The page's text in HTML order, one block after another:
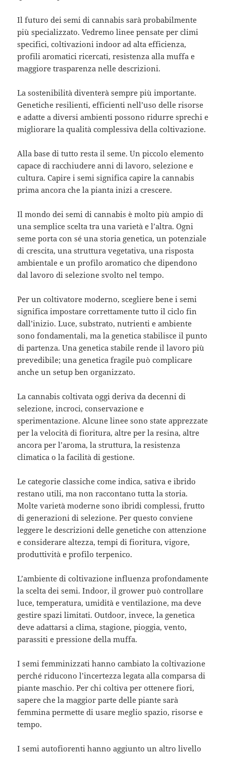
Il futuro dei semi di cannabis sarà probabilmente
più specializzato. Vedremo linee pensate per climi
specifici, coltivazioni indoor ad alta efficienza,
profili aromatici ricercati, resistenza alla muffa e
maggiore trasparenza nelle descrizioni.
La sostenibilità diventerà sempre più importante.
Genetiche resilienti, efficienti nell’uso delle risorse
e adatte a diversi ambienti possono ridurre sprechi e
migliorare la qualità complessiva della coltivazione.
Alla base di tutto resta il seme. Un piccolo elemento
capace di racchiudere anni di lavoro, selezione e
cultura. Capire i semi significa capire la cannabis
prima ancora che la pianta inizi a crescere.
Il mondo dei semi di cannabis è molto più ampio di
una semplice scelta tra una varietà e l’altra. Ogni
seme porta con sé una storia genetica, un potenziale
di crescita, una struttura vegetativa, una risposta
ambientale e un profilo aromatico che dipendono
dal lavoro di selezione svolto nel tempo.
Per un coltivatore moderno, scegliere bene i semi
significa impostare correttamente tutto il ciclo fin
dall’inizio. Luce, substrato, nutrienti e ambiente
sono fondamentali, ma la genetica stabilisce il punto
di partenza. Una genetica stabile rende il lavoro più
prevedibile; una genetica fragile può complicare
anche un setup ben organizzato.
La cannabis coltivata oggi deriva da decenni di
selezione, incroci, conservazione e
sperimentazione. Alcune linee sono state apprezzate
per la velocità di fioritura, altre per la resina, altre
ancora per l’aroma, la struttura, la resistenza
climatica o la facilità di gestione.
Le categorie classiche come indica, sativa e ibrido
restano utili, ma non raccontano tutta la storia.
Molte varietà moderne sono ibridi complessi, frutto
di generazioni di selezione. Per questo conviene
leggere le descrizioni delle genetiche con attenzione
e considerare altezza, tempi di fioritura, vigore,
produttività e profilo terpenico.
L’ambiente di coltivazione influenza profondamente
la scelta dei semi. Indoor, il grower può controllare
luce, temperatura, umidità e ventilazione, ma deve
gestire spazi limitati. Outdoor, invece, la genetica
deve adattarsi a clima, stagione, pioggia, vento,
parassiti e pressione della muffa.
I semi femminizzati hanno cambiato la coltivazione
perché riducono l’incertezza legata alla comparsa di
piante maschio. Per chi coltiva per ottenere fiori,
sapere che la maggior parte delle piante sarà
femmina permette di usare meglio spazio, risorse e
tempo.
I semi autofiorenti hanno aggiunto un altro livello